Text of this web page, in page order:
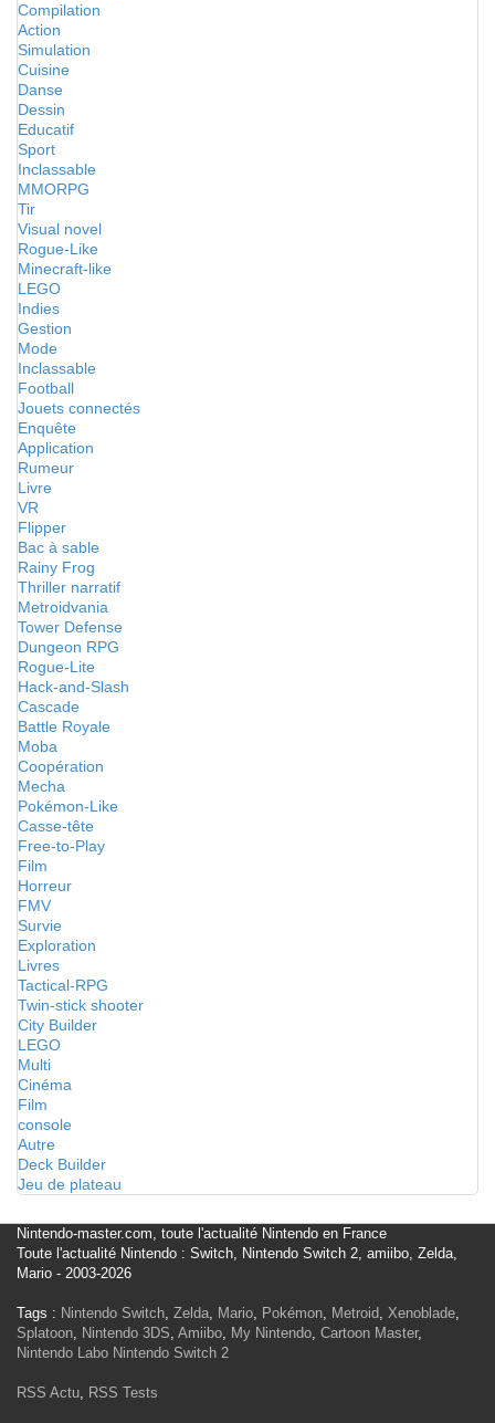
Compilation
Action
Simulation
Cuisine
Danse
Dessin
Educatif
Sport
Inclassable
MMORPG
Tir
Visual novel
Rogue-Like
Minecraft-like
LEGO
Indies
Gestion
Mode
Inclassable
Football
Jouets connectés
Enquête
Application
Rumeur
Livre
VR
Flipper
Bac à sable
Rainy Frog
Thriller narratif
Metroidvania
Tower Defense
Dungeon RPG
Rogue-Lite
Hack-and-Slash
Cascade
Battle Royale
Moba
Coopération
Mecha
Pokémon-Like
Casse-tête
Free-to-Play
Film
Horreur
FMV
Survie
Exploration
Livres
Tactical-RPG
Twin-stick shooter
City Builder
LEGO
Multi
Cinéma
Film
console
Autre
Deck Builder
Jeu de plateau
Nintendo-master.com, toute l'actualité Nintendo en France
Toute l'actualité Nintendo : Switch, Nintendo Switch 2, amiibo, Zelda,
Mario - 2003-2026
Tags : Nintendo Switch, Zelda, Mario, Pokémon, Metroid, Xenoblade,
Splatoon, Nintendo 3DS, Amiibo, My Nintendo, Cartoon Master,
Nintendo Labo Nintendo Switch 2
RSS Actu, RSS Tests